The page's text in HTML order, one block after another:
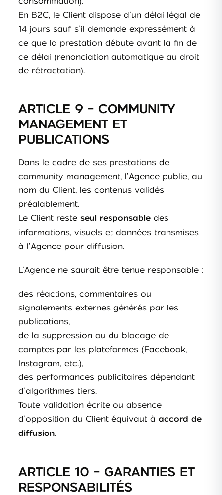
En B2C, le Client dispose d’un délai légal de
14 jours sauf s’il demande expressément à
ce que la prestation débute avant la fin de
ce délai (renonciation automatique au droit
de rétractation).
ARTICLE 9 - COMMUNITY
MANAGEMENT ET
PUBLICATIONS
Dans le cadre de ses prestations de
community management, l’Agence publie, au
nom du Client, les contenus validés
préalablement.
Le Client reste seul responsable des
informations, visuels et données transmises
à l’Agence pour diffusion.
L’Agence ne saurait être tenue responsable :
des réactions, commentaires ou
signalements externes générés par les
publications,
de la suppression ou du blocage de
comptes par les plateformes (Facebook,
Instagram, etc.),
des performances publicitaires dépendant
d’algorithmes tiers.
Toute validation écrite ou absence
d’opposition du Client équivaut à accord de
diffusion.
ARTICLE 10 - GARANTIES ET
RESPONSABILITÉS